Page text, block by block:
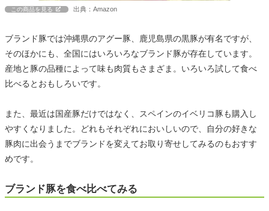
この商品を見る 出典：Amazon
ブランド豚では沖縄県のアグー豚、鹿児島県の黒豚が有名ですが、
そのほかにも、全国にはいろいろなブランド豚が存在しています。
産地と豚の品種によって味も肉質もさまざま。いろいろ試して食べ
比べるとおもしろいです。
また、最近は国産豚だけではなく、スペインのイベリコ豚も購入し
やすくなりました。どれもそれぞれにおいしいので、自分の好きな
豚肉に出会うまでブランドを変えてお取り寄せしてみるのもおすす
めです。
ブランド豚を食べ比べてみる